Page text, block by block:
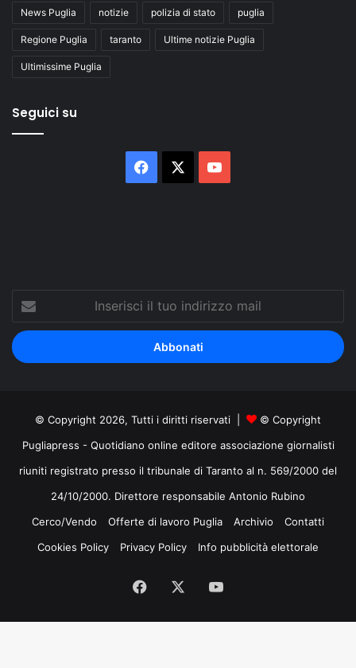
News Puglia notizie polizia di stato puglia
Regione Puglia taranto Ultime notizie Puglia
Ultimissime Puglia
Seguici su
Facebook
Inserisci
tuo
indirizzo
mail
© Copyright 2026, Tutti i diritti riservati |
© Copyright
Pugliapress - Quotidiano online editore associazione giornalisti
riuniti registrato presso il tribunale di Taranto al n. 569/2000 del
24/10/2000. Direttore responsabile Antonio Rubino
Cerco/Vendo
Offerte di lavoro Puglia Archivio
Contatti
Cookies Policy
Privacy Policy Info pubblicità elettorale
Facebook
Tube